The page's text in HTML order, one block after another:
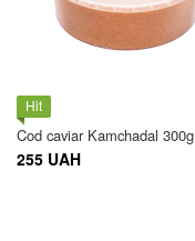
Hit
Cod caviar Kamchadal 300g
255 UAH